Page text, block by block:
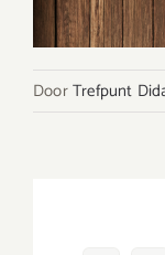
DoorTrefpunt